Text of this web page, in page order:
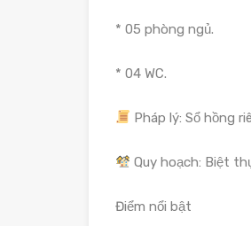
* 05 phòng ngủ.
* 04 WC.
Pháp lý: Sổ hồng
Quy hoạch: Biệt
Điểm nổi bật